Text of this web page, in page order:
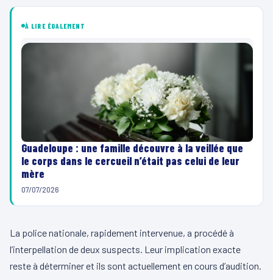
À LIRE ÉGALEMENT
Guadeloupe : une famille découvre à la veillée que
le corps dans le cercueil n’était pas celui de leur
mère
07/07/2026
La police nationale, rapidement intervenue, a procédé à
l’interpellation de deux suspects. Leur implication exacte
reste à déterminer et ils sont actuellement en cours d’audition.